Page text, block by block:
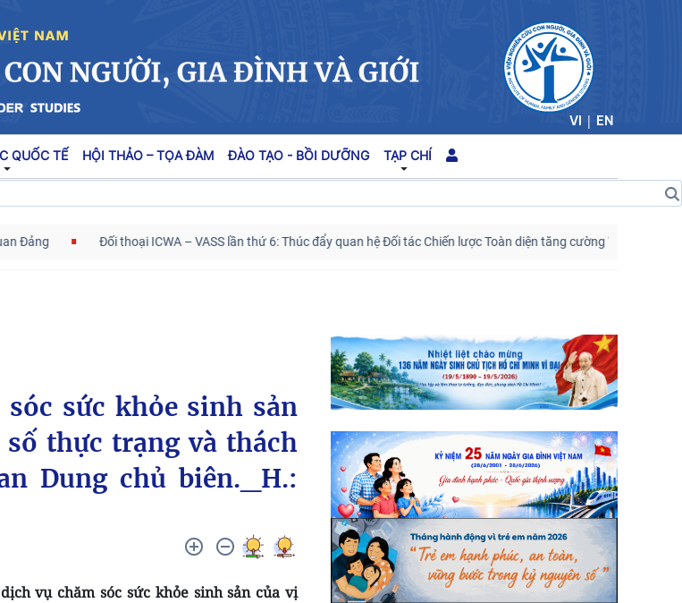
VI | EN
QUỐC TẾ HỘI THẢO – TỌA ĐÀM ĐÀO TẠO - BỒI DƯỠNG TẠP CHÍ
Đối thoại ICWA – VASS lần thứ 6: Thúc đẩy quan hệ Đối tác Chiến lược Toàn diện tăng cường Việt Nam – Ấn Độ
sức khỏe sinh sản
thực trạng và thách
Dung chủ biên._H.:
vụ chăm sóc sức khỏe sinh sản của vị
Kế hoạch hành động 100 ngày tập trung xử
lý các điểm nghẽn về chuyển đổi số trong
các cơ quan Đảng
Đối thoại ICWA – VASS lần thứ 6: Thúc đẩy
quan hệ Đối tác Chiến lược Toàn diện tăng
cường Việt Nam
Đóng góp tích cực vào củng cố môi trường
hòa bình, ổn định, phát triển của đất nước
Hội thảo khoa học quốc tế: “Nền kinh tế độc